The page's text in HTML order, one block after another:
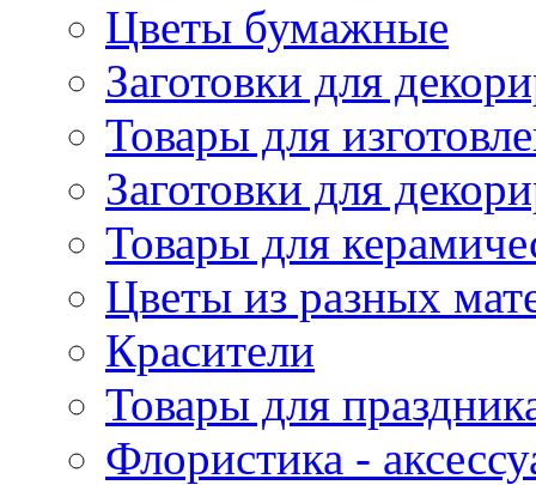
Цветы бумажные
Заготовки для
Товары для
Заготовки для
Товары для
Цветы из разных
Красители
Товары для
Флористика -